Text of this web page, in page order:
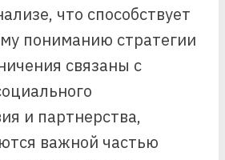
что способствует
пониманию стратегии
связаны с
и партнерства,
важной частью